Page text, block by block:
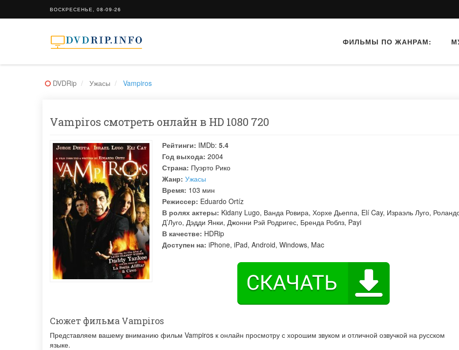
ВОСКРЕСЕНЬЕ, 08-09-26
ФИЛЬМЫ ПО ЖАНРАМ:
DVDRip Ужасы Vampiros
Vampiros смотреть онлайн в HD 1080 720
Рейтинги: IMDb: 5.4
Год выхода: 2004
Страна: Пуэрто Рико
Жанр: Ужасы
Время: 103 мин
Режиссер: Eduardo Ortíz
В ролях актеры: Kidany Lugo, Ванда Ровира, Хорхе Дьеппа, Elí Cay, Израэль Луго,
Д’Луго, Дэдди Янки, Джонни Рэй Родригес, Бренда Роблз, Payi
В качестве: HDRip
Доступен на: iPhone, iPad, Android, Windows, Mac
Сюжет фильма Vampiros
Представляем вашему вниманию фильм Vampiros к онлайн просмотру с хорошим звуком и отличной озвучкой на русском
языке.